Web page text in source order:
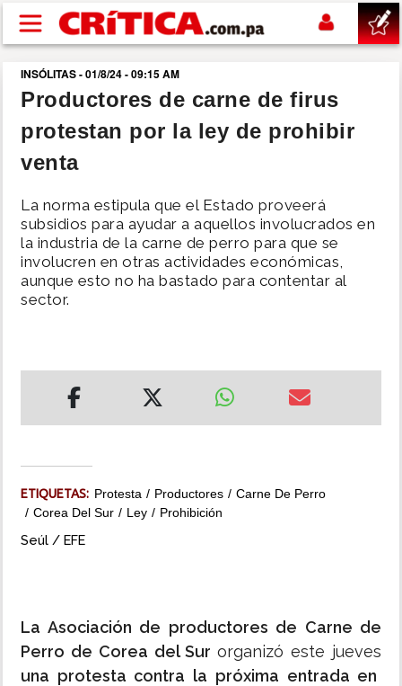
Pasar al contenido principal
buscar
SUCESOS
POLÍTICA
SHOW
MULTIMEDIA
IMPRESO
INSÓLITAS - 01/8/24 - 09:15 AM
Productores de carne de firus
protestan por la ley de prohibir
venta
La norma estipula que el Estado proveerá
subsidios para ayudar a aquellos involucrados en
la industria de la carne de perro para que se
involucren en otras actividades económicas,
aunque esto no ha bastado para contentar al
sector.
ETIQUETAS: Protesta Productores
Carne De Perro
Corea Del Sur
Ley Prohibición
Seúl / EFE
La Asociación de productores de Carne de
Perro de Corea del Surorganizó este jueves
una protesta contra la próxima entrada en